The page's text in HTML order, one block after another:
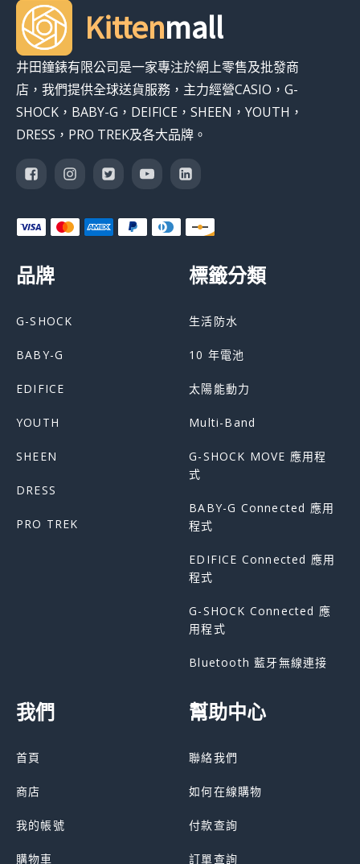
Kittenmall
井田鐘錶有限公司是一家專注於網上零售及批發商
店，我們提供全球送貨服務，主力經營CASIO，G-
SHOCK，BABY-G，DEIFICE，SHEEN，YOUTH，
DRESS，PRO TREK及各大品牌。
品牌
G-SHOCK
BABY-G
EDIFICE
YOUTH
SHEEN
DRESS
PRO TREK
標籤分類
生活防水
10 年電池
太陽能動力
Multi-Band
G-SHOCK MOVE 應用程
式
BABY-G Connected 應用
程式
EDIFICE Connected 應用
程式
G-SHOCK Connected 應
用程式
Bluetooth 藍牙無線連接
我們
首頁
商店
我的帳號
購物車
幫助中心
聯絡我們
如何在線購物
付款查詢
訂單查詢